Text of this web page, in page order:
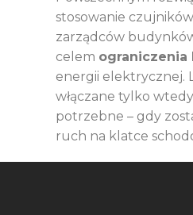
stosowanie
zarządców
celem ograniczenia
energii elektrycznej.
włączane tylko
potrzebne – gdy
ruch na klatce